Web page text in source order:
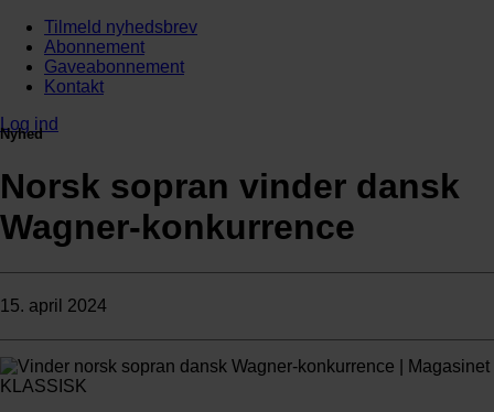
Tilmeld nyhedsbrev
Abonnement
Gaveabonnement
Kontakt
Log ind
Nyhed
Norsk sopran vinder dansk
Wagner-konkurrence
15. april 2024